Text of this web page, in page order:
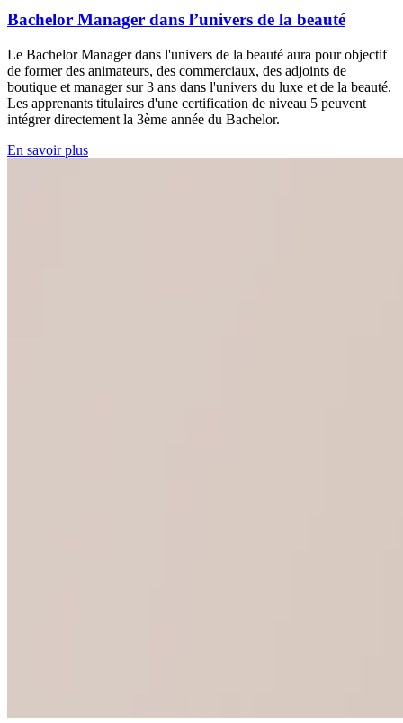
Bachelor Manager dans l’univers de la beauté
Le Bachelor Manager dans l'univers de la beauté aura pour objectif
de former des animateurs, des commerciaux, des adjoints de
boutique et manager sur 3 ans dans l'univers du luxe et de la beauté.
Les apprenants titulaires d'une certification de niveau 5 peuvent
intégrer directement la 3ème année du Bachelor.
En savoir plus